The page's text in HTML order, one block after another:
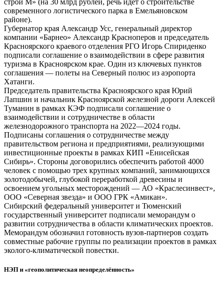
строй М» (на 30 млрд рублей, речь идет о строительстве
современного логистического парка в Емельяновском
районе).
Губернатор края Александр Усс, генеральный директор
компании «Барнео» Александр Красноперов и председатель
Красноярского краевого отделения РГО Игорь Спириденко
подписали соглашение о взаимодействии в сфере развития
туризма в Красноярском крае. Один из ключевых пунктов
соглашения — полеты на Северный полюс из аэропорта
Хатанги.
Председатель правительства Красноярского края Юрий
Лапшин и начальник Красноярской железной дороги Алексей
Туманин в рамках КЭФ подписали соглашение о
взаимодействии и сотрудничестве в области
железнодорожного транспорта на 2022—2024 годы.
Подписаны соглашения о сотрудничестве между
правительством региона и предприятиями, реализующими
инвестиционные проекты в рамках КИП «Енисейская
Сибирь». Стороны договорились обеспечить работой 4000
человек с помощью трех крупных компаний, занимающихся
золотодобычей, глубокой переработкой древесины и
освоением угольных месторождений — АО «Краслесинвест»,
ООО «Северная звезда» и ООО ГРК «Амикан».
Сибирский федеральный университет и Тюменский
государственный университет подписали меморандум о
развитии сотрудничества в области климатических проектов.
Меморандум обозначил готовность вузов-партнеров создать
совместные рабочие группы по реализации проектов в рамках
эколого-климатической повестки.
НЭП и «геополитическая неопределённость»